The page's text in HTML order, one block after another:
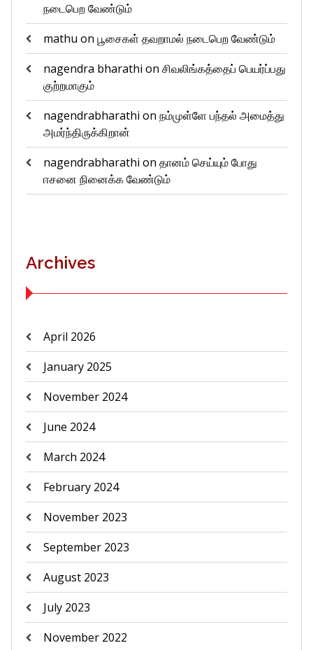
நடைபெற வேண்டும்
mathu on பூசைகள் தவறாமல் நடைபெற வேண்டும்
nagendra bharathi on சிவலிங்கத்தைப் பெயர்ப்பது
குற்றமாகும்
nagendrabharathi on நம்முள்ளே பந்தல் அமைத்து
அமர்ந்திருக்கிறான்
nagendrabharathi on தானம் செய்யும் போது
ஈசனை நினைக்க வேண்டும்
Archives
April 2026
January 2025
November 2024
June 2024
March 2024
February 2024
November 2023
September 2023
August 2023
July 2023
November 2022